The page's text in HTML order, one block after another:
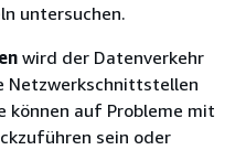
untersuchen.
wird der Datenverkehr
Netzwerkschnittstellen
auf Probleme mit
sein oder